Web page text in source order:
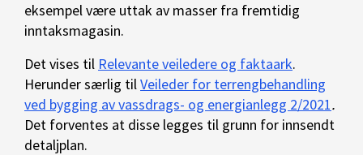
eksempel være uttak av masser fra fremtidig
inntaksmagasin.
Det vises til Relevante veiledere og faktaark.
Herunder særlig tilVeileder for terrengbehandling
ved bygging av vassdrags- og energianlegg 2/2021.
Det forventes at disse legges til grunn for innsendt
detaljplan.